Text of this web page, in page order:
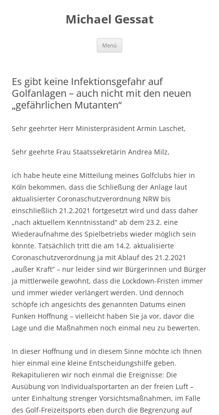
Michael Gessat
Menü
Es gibt keine Infektionsgefahr auf
Golfanlagen – auch nicht mit den neuen
„gefährlichen Mutanten“
Sehr geehrter Herr Ministerpräsident Armin Laschet,
Sehr geehrte Frau Staatssekretärin Andrea Milz,
ich habe heute eine Mitteilung meines Golfclubs hier in
Köln bekommen, dass die Schließung der Anlage laut
aktualisierter Coronaschutzverordnung NRW bis
einschließlich 21.2.2021 fortgesetzt wird und dass daher
„nach aktuellem Kenntnisstand“ ab dem 23.2. eine
Wiederaufnahme des Spielbetriebs wieder möglich sein
könnte. Tatsächlich tritt die am 14.2. aktualisierte
Coronaschutzverordnung ja mit Ablauf des 21.2.2021
„außer Kraft“ – nur leider sind wir Bürgerinnen und Bürger
ja mittlerweile gewohnt, dass die Lockdown-Fristen immer
und immer wieder verlängert werden. Und dennoch
schöpfe ich angesichts des genannten Datums einen
Funken Hoffnung – vielleicht haben Sie ja vor, davor die
Lage und die Maßnahmen noch einmal neu zu bewerten.
In dieser Hoffnung und in diesem Sinne möchte ich Ihnen
hier einmal eine kleine Entscheidungshilfe geben.
Rekapitulieren wir noch einmal die Ereignisse: Die
Ausübung von Individualsportarten an der freien Luft –
unter Einhaltung strenger Vorsichtsmaßnahmen, im Falle
des Golf-Freizeitsports eben durch die Begrenzung auf